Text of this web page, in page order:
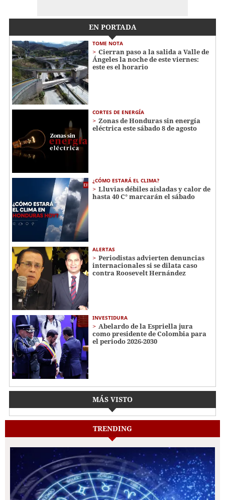
EN PORTADA
TOME NOTA
Cierran paso a la salida a Valle de
Ángeles la noche de este viernes:
este es el horario
CORTES DE ENERGÍA
Zonas de Honduras sin energía
eléctrica este sábado 8 de agosto
¿CÓMO ESTARÁ EL CLIMA?
Lluvias débiles aisladas y calor de
hasta 40 C° marcarán el sábado
ALERTAS
Periodistas advierten denuncias
internacionales si se dilata caso
contra Roosevelt Hernández
INVESTIDURA
Abelardo de la Espriella jura
como presidente de Colombia para
el periodo 2026-2030
MÁS VISTO
TRENDING